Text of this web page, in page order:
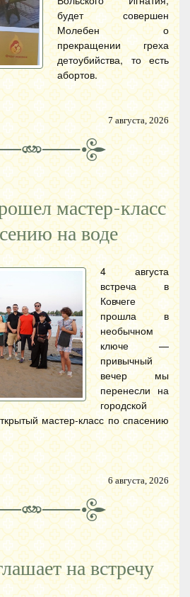
будет совершен
Молебен о
прекращении греха
детоубийства, то есть
абортов.
7 августа, 2026
мастер-класс
на воде
4 августа
встреча в
Ковчеге
прошла в
необычном
ключе —
привычный
вечер мы
перенесли на
городской
мастер-класс по спасению
6 августа, 2026
на встречу